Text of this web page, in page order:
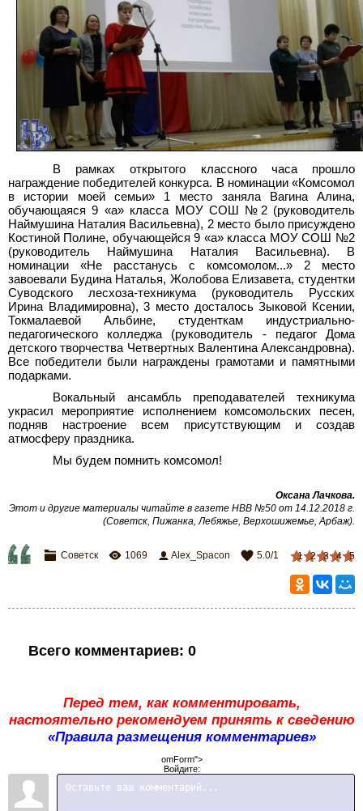
В рамках открытого классного часа прошло
награждение победителей конкурса. В номинации «Комсомол
в истории моей семьи» 1
место заняла Вагина Алина,
обучающаяся 9 «а» класса МОУ СОШ №2 (руководитель
Наймушина Наталия Васильевна), 2 место было присуждено
Костиной Полине, обучающейся 9 «а» класса МОУ СОШ №2
(руководитель Наймушина Наталия Васильевна). В
номинации «Не расстанусь с комсомолом...» 2 место
завоевали Будина Наталья, Жолобова Елизавета, студентки
Суводского лесхоза-техникума (руководитель Русских
Ирина Владимировна), 3 место досталось Зыковой Ксении,
Токмалаевой Альбине, студенткам индустриально-
педагогического колледжа (руководитель - педагог Дома
детского творчества Четвертных Валентина Александровна).
Все победители были награждены грамотами и памятными
подарками.
Вокальный ансамбль преподавателей техникума
украсил мероприятие исполнением комсомольских песен,
подняв настроение всем присутствующим и создав
атмосферу праздника.
Мы будем помнить комсомол!
Оксана Лачкова.
Этот и другие материалы читайте в газете НВВ №50 от 14.12.2018 г.
(Советск, Пижанка, Лебяжье, Верхошижемье, Арбаж).
1 2 3 4 5
Советск 1069 Alex_Spacon 5.0/1
Всего комментариев: 0
Перед тем, как комментировать,
настоятельно рекомендуем принять к сведению
«Правила размещения комментариев»
omForm">
Войдите: